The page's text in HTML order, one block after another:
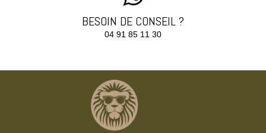
BESOIN DE CONSEIL ?
04 91 85 11 30‬